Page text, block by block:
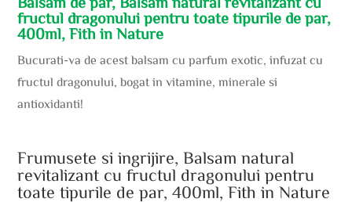
fructul dragonului pentru toate tipurile de par,
400ml, Fith in Nature
Bucurati-va de acest balsam cu parfum exotic, infuzat cu
fructul dragonului, bogat in vitamine, minerale si
antioxidanti!
Frumusete si ingrijire, Balsam natural
revitalizant cu fructul dragonului pentru
toate tipurile de par, 400ml, Fith in Nature